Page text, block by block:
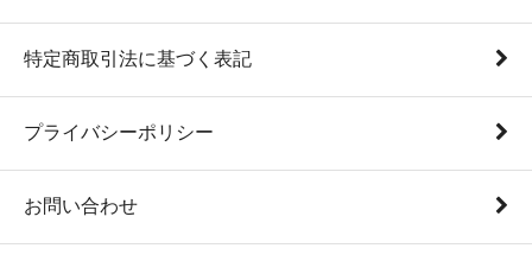
特定商取引法に基づく表記
プライバシーポリシー
お問い合わせ